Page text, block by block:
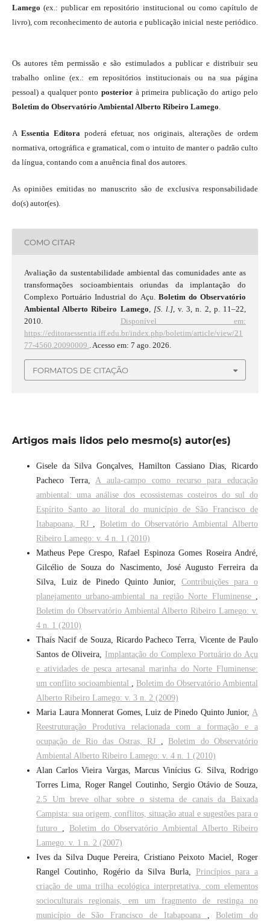
Lamego (ex.: publicar em repositório institucional ou como capítulo de
livro), com reconhecimento de autoria e publicação inicial neste periódico.
Os autores têm permissão e são estimulados a publicar e distribuir seu
trabalho online (ex.: em repositórios institucionais ou na sua página
pessoal) a qualquer ponto posterior à primeira publicação do artigo pelo
Boletim do Observatório Ambiental Alberto Ribeiro Lamego.
A Essentia Editorapoderá efetuar, nos originais, alterações de ordem
normativa, ortográfica e gramatical, com o intuito de manter o padrão culto
da língua, contando com a anuência final dos autores.
As opiniões emitidas no manuscrito são de exclusiva responsabilidade
do(s) autor(es).
COMO CITAR
Avaliação da sustentabilidade ambiental das comunidades ante as
transformações socioambientais oriundas da implantação do
Complexo Portuário Industrial do Açu. Boletim do Observatório
Ambiental Alberto Ribeiro Lamego, [S. l.], v. 3, n. 2, p. 11–22,
2010. Disponível em:
https://editoraessentia.iff.edu.br/index.php/boletim/article/view/21
77-4560.20090009.. Acesso em: 7 ago. 2026.
FORMATOS DE CITAÇÃO
Artigos mais lidos pelo mesmo(s) autor(es)
Gisele da Silva Gonçalves, Hamilton Cassiano Dias, Ricardo
Pacheco Terra, A aula-campo como recurso para educação
ambiental: uma análise dos ecossistemas costeiros do sul do
Espírito Santo ao litoral do município de São Francisco de
Itabapoana, RJ
Boletim do Observatório Ambiental Alberto
Ribeiro Lamego: v. 4 n. 1 (2010)
Matheus Pepe Crespo, Rafael Espinoza Gomes Roseira André,
Gilcélio de Souza do Nascimento, José Augusto Ferreira da
Silva, Luiz de Pinedo Quinto Junior,Contribuições para o
planejamento urbano-ambiental na região Norte Fluminense
Boletim do Observatório Ambiental Alberto Ribeiro Lamego: v.
4 n. 1 (2010)
Thaís Nacif de Souza, Ricardo Pacheco Terra, Vicente de Paulo
Santos de Oliveira, Implantação do Complexo Portuário do Açu
e atividades de pesca artesanal marinha do Norte Fluminense:
um conflito socioambiental
Boletim do Observatório Ambiental
Alberto Ribeiro Lamego: v. 3 n. 2 (2009)
Maria Laura Monnerat Gomes, Luiz de Pinedo Quinto Junior, A
Reestruturação Produtiva relacionada com a formação e a
ocupação de Rio das Ostras, RJ
Boletim do Observatório
Ambiental Alberto Ribeiro Lamego: v. 4 n. 1 (2010)
Alan Carlos Vieira Vargas, Marcus Vinícius G. Silva, Rodrigo
Torres Lima, Roger Rangel Coutinho, Sergio Otávio de Souza,
2.5 Um breve olhar sobre o sistema de canais da Baixada
Campista: sua origem, conflitos, situação atual e sugestões para o
futuro
Boletim do Observatório Ambiental Alberto Ribeiro
Lamego: v. 1 n. 2 (2007)
Ives da Silva Duque Pereira, Cristiano Peixoto Maciel, Roger
Rangel Coutinho, Rogério da Silva Burla, Princípios para a
criação de uma trilha ecológica interpretativa, com elementos
socioculturais regionais, em um fragmento de restinga no
município de São Francisco de Itabapoana
Boletim do